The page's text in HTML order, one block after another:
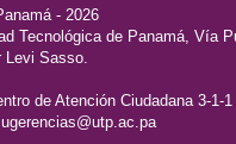
- 2026
Tecnológica de Panamá, Vía
Levi Sasso.
de Atención Ciudadana 3-1-1